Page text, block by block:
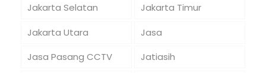
Jakarta Selatan
Jakarta Timur
Jakarta Utara
Jasa
Jasa Pasang CCTV
Jatiasih